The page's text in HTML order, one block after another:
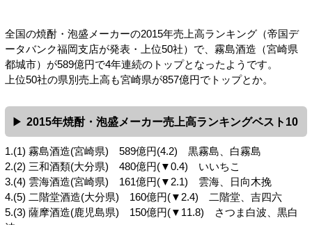
全国の焼酎・泡盛メーカーの2015年売上高ランキング（帝国デ
ータバンク福岡支店が発表・上位50社）で、霧島酒造（宮崎県
都城市）が589億円で4年連続のトップとなったようです。
上位50社の県別売上高も宮崎県が857億円でトップとか。
2015年焼酎・泡盛メーカー売上高ランキングベスト10
1.(1) 霧島酒造(宮崎県) 589億円(4.2) 黒霧島、白霧島
2.(2) 三和酒類(大分県) 480億円(▼0.4) いいちこ
3.(4) 雲海酒造(宮崎県) 161億円(▼2.1) 雲海、日向木挽
4.(5) 二階堂酒造(大分県) 160億円(▼2.4) 二階堂、吉四六
5.(3) 薩摩酒造(鹿児島県) 150億円(▼11.8) さつま白波、黒白